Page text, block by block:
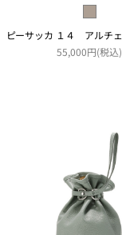
55,000円(税込)